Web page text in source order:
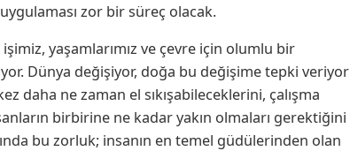
uygulaması zor bir süreç olacak.
yaşamlarımız ve çevre için olumlu bir
Dünya değişiyor, doğa bu değişime tepki veriyor
daha ne zaman el sıkışabileceklerini, çalışma
birbirine ne kadar yakın olmaları gerektiğini
bu zorluk; insanın en temel güdülerinden olan